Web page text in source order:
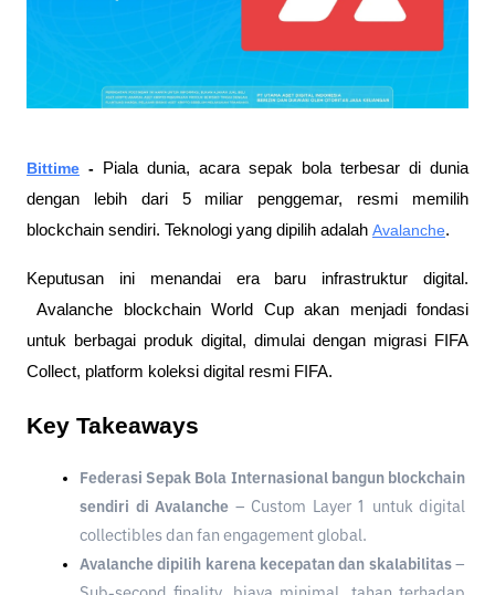
Bittime -
Piala dunia, acara sepak bola terbesar di dunia
dengan lebih dari 5 miliar penggemar, resmi memilih
blockchain sendiri. Teknologi yang dipilih adalah Avalanche.
Keputusan ini menandai era baru infrastruktur digital.
Avalanche blockchain World Cup akan menjadi fondasi
untuk berbagai produk digital, dimulai dengan migrasi FIFA
Collect, platform koleksi digital resmi FIFA.
Key Takeaways
Federasi Sepak Bola Internasional bangun blockchain
sendiri di Avalanche – Custom Layer 1 untuk digital
collectibles dan fan engagement global.
Avalanche dipilih karena kecepatan dan skalabilitas –